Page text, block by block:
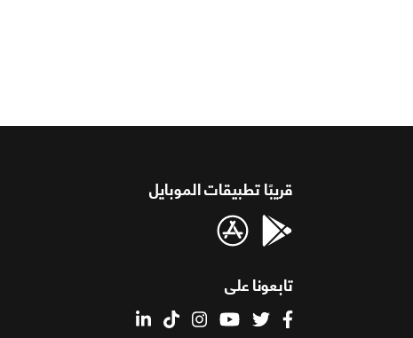
قريبًا تطبيقات الموبايل
تابعونا على